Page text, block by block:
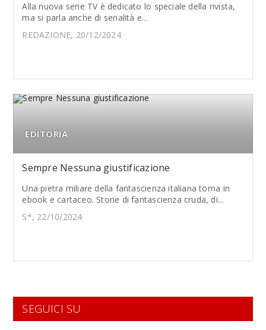
Alla nuova serie TV è dedicato lo speciale della rivista,
ma si parla anche di serialità e...
REDAZIONE, 20/12/2024
EDITORIA
Sempre Nessuna giustificazione
Una pietra miliare della fantascienza italiana torna in
ebook e cartaceo. Storie di fantascienza cruda, di...
S*, 22/10/2024
SEGUICI SU